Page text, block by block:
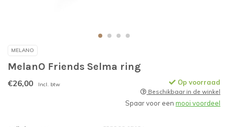
MELANO
MelanO Friends Selma ring
€26,00 Incl. btw Op voorraad
Beschikbaar in de winkel
Spaar voor een mooi voordeel